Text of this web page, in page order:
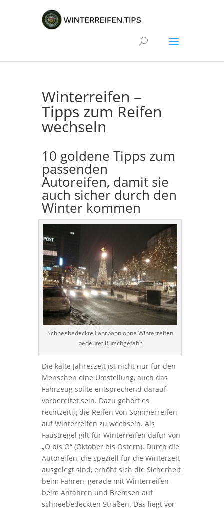
Winterreifen –
Tipps zum Reifen
wechseln
10 goldene Tipps zum
passenden
Autoreifen, damit sie
auch sicher durch den
Winter kommen
Schneebedeckte Fahrbahn ohne Winterreifen
bedeutet Rutschgefahr
Die kalte Jahreszeit ist nicht nur für den
Menschen eine Umstellung, auch das
Fahrzeug sollte entsprechend darauf
vorbereitet sein. Dazu gehört es
rechtzeitig die Reifen von Sommerreifen
auf Winterreifen zu wechseln. Als
Faustregel gilt für Winterreifen dafür von
„O bis O“ (Oktober bis Ostern). Durch die
Autoreifen, die speziell für die Winterzeit
ausgelegt sind, erhöht sich die Sicherheit
beim Fahren, gerade mit Winterreifen
beim Anfahren und Bremsen auf
schneebedeckten Straßen. Das liegt vor